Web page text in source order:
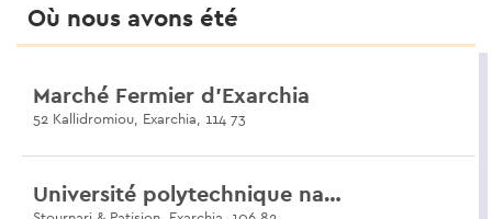
Où nous avons été
Marché Fermier d'Exarchia
52 Kallidromiou, Exarchia, 114 73
Université polytechnique nationale d'Athènes